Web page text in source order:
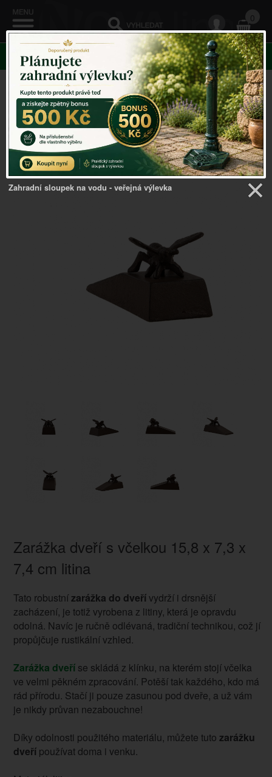
0
KATEGORIE
Venkovský domov ->Zarážka dveří->Zarážka dveří s
včelkou 15,8 x 7,3 x 7,4 cm litina
Zarážka dveří s včelkou 15,8 x 7,3 x
7,4 cm litina
Tato robustnízarážka do dveřívydrží i drsnější
zacházení, je totiž vyrobena z litiny, která je opravdu
odolná. Navíc je ručně odlévaná, tradiční technikou, což jí
propůjčuje rustikální vzhled.
Zarážka dveříse skládá z klínku, na kterém stojí včelka
ve velmi pěkném zpracování. Potěší tak každého, kdo má
rád přírodu. Stačí ji pouze zasunou pod dveře, a už vám
je nikdy průvan nezabouchne!
Díky odolnosti použitého materiálu, můžete tuto zarážku
dveřípoužívat doma i venku.
Zahradní sloupek na vodu - veřejná výlevka